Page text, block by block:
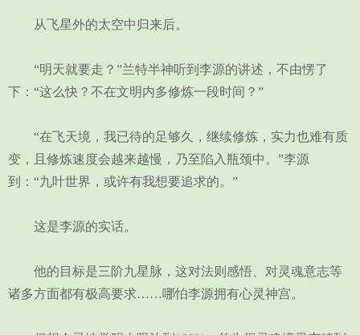
从飞星外的太空中归来后。
“明天就要走？”兰特半神听到李源的讲述，不由愣了
下：“这么快？不在文明内多修炼一段时间？”
“在飞天境，我已待的足够久，继续修炼，实力也难有质
变，且修炼速度会越来越慢，乃至陷入瓶颈中。”李源
到：“九叶世界，或许有我想要追求的。”
这是李源的实话。
他的目标是三阶九星脉，这对法则感悟、对灵魂意志等
诸多方面都有极高要求……哪怕李源拥有心灵神宫。